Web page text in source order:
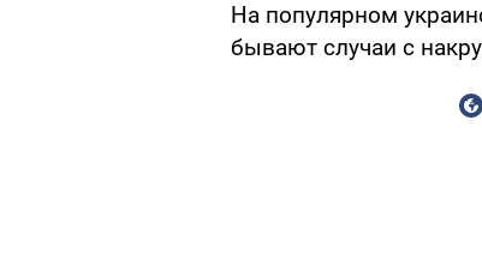
На популярном
бывают случаи с